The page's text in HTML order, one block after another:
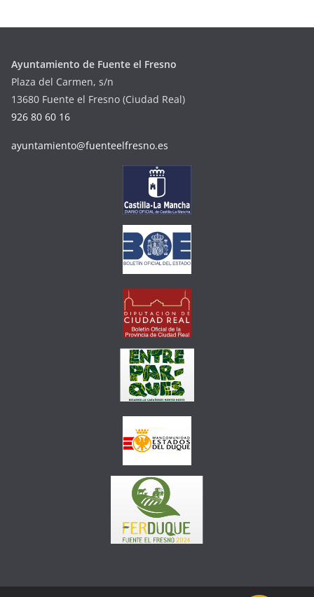
Ayuntamiento de Fuente el Fresno
Plaza del Carmen, s/n
13680 Fuente el Fresno (Ciudad Real)
926 80 60 16
ayuntamiento@fuenteelfresno.es